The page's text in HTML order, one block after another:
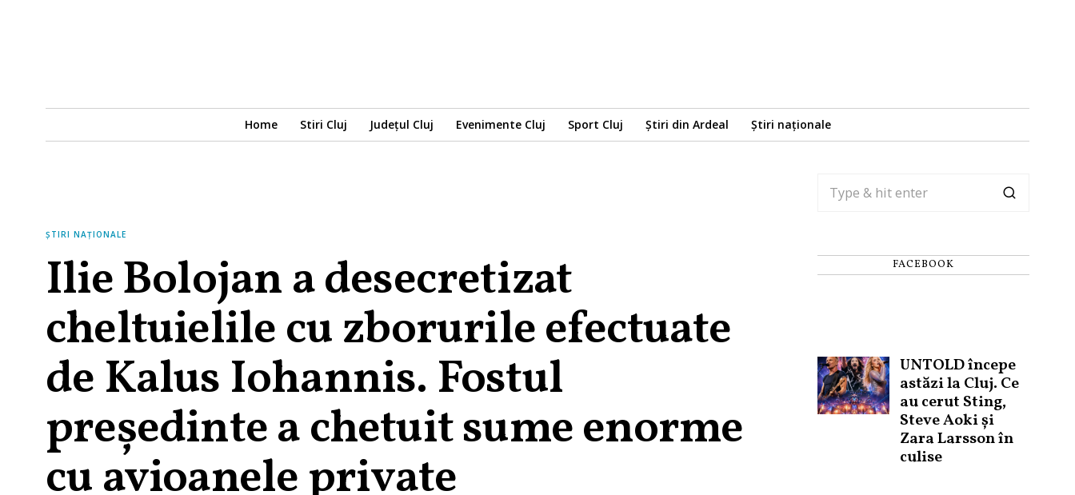
Home Stiri Cluj Județul Cluj Evenimente Cluj Sport Cluj Știri din Ardeal Știri naționale
ȘTIRI NAȚIONALE
Ilie Bolojan a desecretizat
cheltuielile cu zborurile efectuate
de Kalus Iohannis. Fostul
președinte a chetuit sume enorme
cu avioanele private
FACEBOOK
UNTOLD începe
astăzi la Cluj. Ce
au cerut Sting,
Steve Aoki și
Zara Larsson în
culise